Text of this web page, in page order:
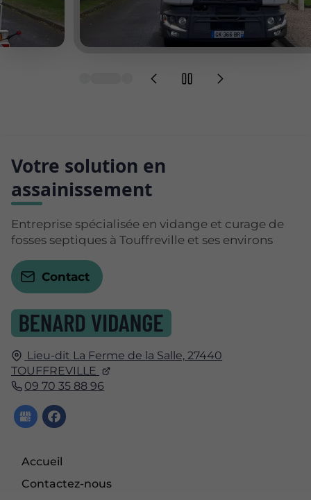
Lieu-dit La Ferme de la Salle, 27440
TOUFFREVILLE
09 70 35 88 96
Accueil
Contactez-nous
Votre solution en
assainissement
Entreprise spécialisée en vidange et curage de
fosses septiques à Touffreville et ses environs
Contact